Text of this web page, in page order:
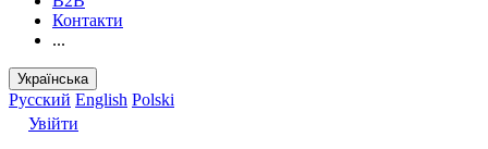
Контакти
...
Українська
Русский English Polski
Увійти